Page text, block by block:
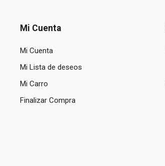
Mi Cuenta
Mi Cuenta
Mi Lista de deseos
Mi Carro
Finalizar Compra